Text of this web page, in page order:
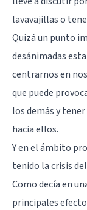
lavavajillas o
Quizá un punto
desánimadas
centrarnos en
que puede
los demás y
hacia ellos.
Y en el ámbito
tenido la crisis
Como decía en
principales